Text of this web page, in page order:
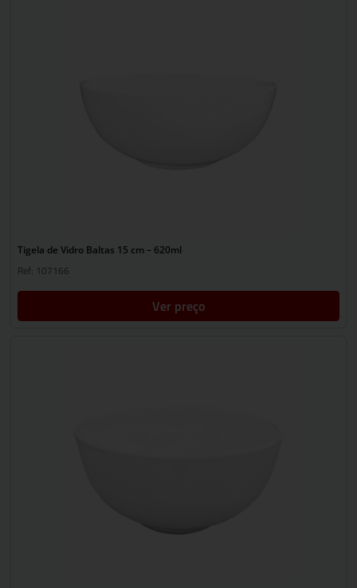
Tigela de Vidro Baltas 15 cm – 620ml
Ref: 107166
Ver preço